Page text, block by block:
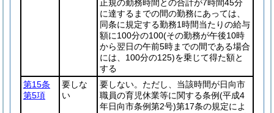
正規の勤務時間との合計が7時間45分
に達するまでの間の勤務にあっては、
同条に規定する勤務1時間当たりの給与
額に100分の100(その勤務が午後10時
から翌日の午前5時までの間である場合
には、100分の125)を乗じて得た額と
する
第15条
第5項
要しな
い
要しない。ただし、当該時間が日向市
職員の育児休業等に関する条例(平成4
年日向市条例第2号)第17条の規定によ